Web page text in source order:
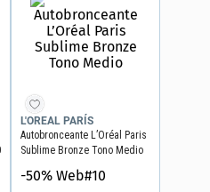
L'OREAL PARÍS
Autobronceante L’Oréal Paris
Sublime Bronze Tono Medio
-50% Web#10